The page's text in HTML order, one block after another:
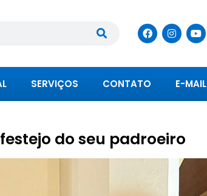
SERVIÇOS CONTATO E-MAIL
do seu padroeiro